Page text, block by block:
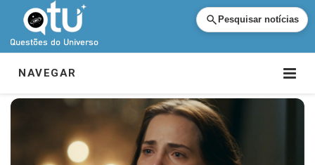
Pesquisar notícias
NAVEGAR